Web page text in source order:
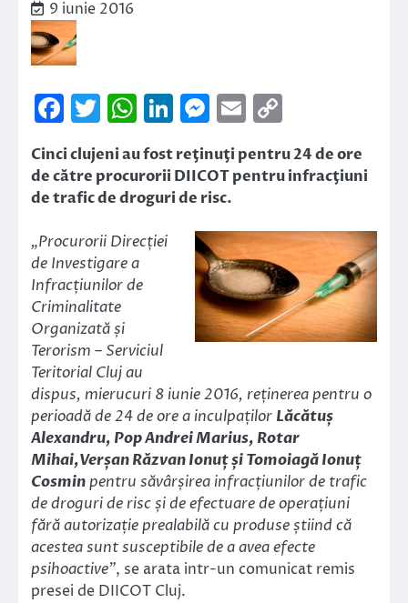
9 iunie 2016
Facebook
Twitter
WhatsApp
LinkedIn
Messenger
Email
Link
Cinci clujeni au fost reţinuţi pentru 24 de ore
de către procurorii DIICOT pentru infracţiuni
de trafic de droguri de risc.
„Procurorii Direcției
de Investigare a
Infracțiunilor de
Criminalitate
Organizată și
Terorism – Serviciul
Teritorial Cluj au
dispus, mierucuri 8 iunie 2016, reținerea pentru o
perioadă de 24 de ore a inculpaților Lăcătuș
Alexandru, Pop Andrei Marius, Rotar
Mihai,Verșan Răzvan Ionuț și Tomoiagă Ionuț
Cosminpentru săvârșirea infracțiunilor de trafic
de droguri de risc și de efectuare de operațiuni
fără autorizație prealabilă cu produse știind că
acestea sunt susceptibile de a avea efecte
psihoactive”, se arata intr-un comunicat remis
presei de DIICOT Cluj.